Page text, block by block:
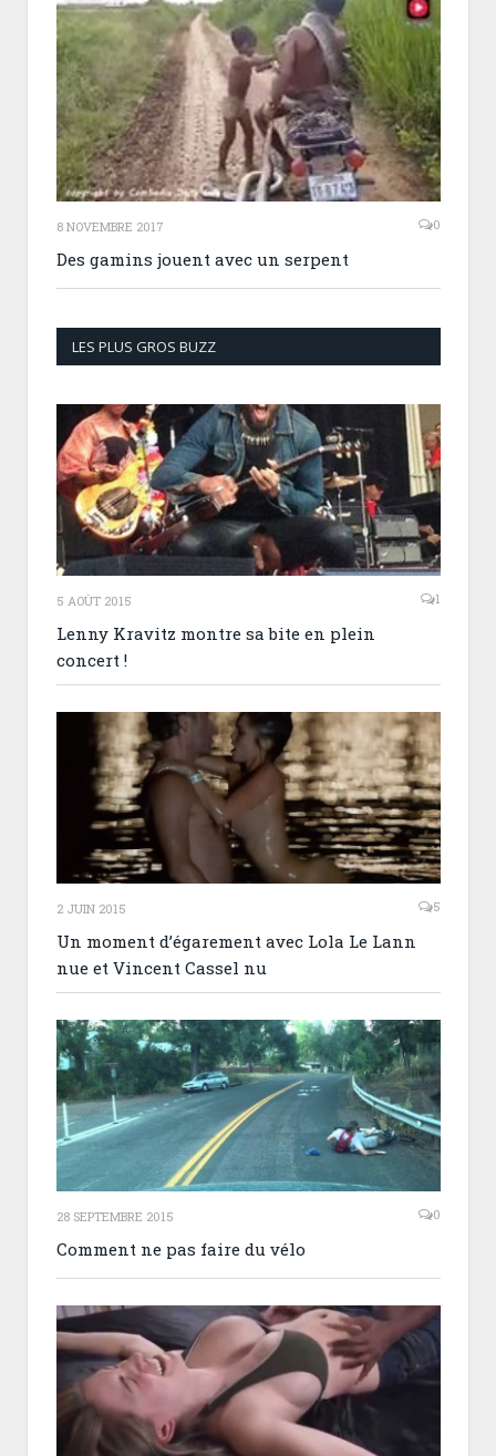
8 NOVEMBRE 2017 0
Des gamins jouent avec un serpent
LES PLUS GROS BUZZ
5 AOÛT 2015 1
Lenny Kravitz montre sa bite en plein
concert !
2 JUIN 2015 5
Un moment d’égarement avec Lola Le Lann
nue et Vincent Cassel nu
28 SEPTEMBRE 2015 0
Comment ne pas faire du vélo